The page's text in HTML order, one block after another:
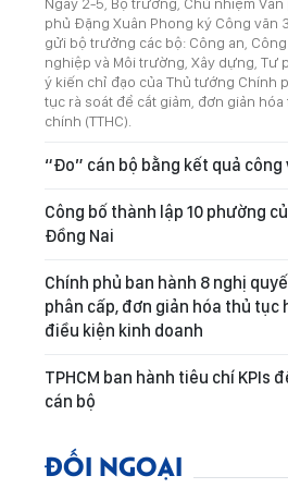
phủ Đặng Xuân Phong ký Công văn
gửi bộ trưởng các bộ: Công an,
nghiệp và Môi trường, Xây dựng, Tư
ý kiến chỉ đạo của Thủ tướng Chính
tục rà soát để cắt giảm, đơn giản
chính (TTHC).
“Đo” cán bộ bằng kết quả công
Công bố thành lập 10 phường
Đồng Nai
Chính phủ ban hành 8 nghị
phân cấp, đơn giản hóa thủ tục
điều kiện kinh doanh
TPHCM ban hành tiêu chí KPIs
cán bộ
ĐỐI NGOẠI